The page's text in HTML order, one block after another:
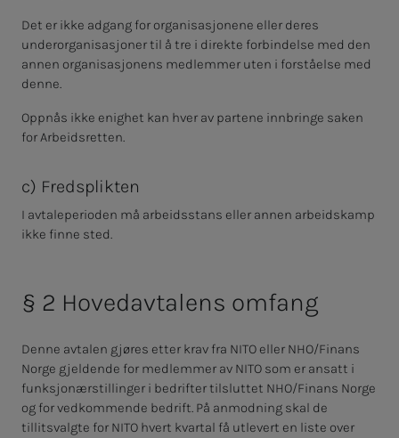
Det er ikke adgang for organisasjonene eller deres
underorganisasjoner til å tre i direkte forbindelse med den
annen organisasjonens medlemmer uten i forståelse med
denne.
Oppnås ikke enighet kan hver av partene innbringe saken
for Arbeidsretten.
c) Freds­plik­ten
I avtaleperioden må arbeidsstans eller annen arbeidskamp
ikke finne sted.
§ 2 Ho­ved­av­ta­lens om­fang
Denne avtalen gjøres etter krav fra NITO eller NHO/Finans
Norge gjeldende for medlemmer av NITO som er ansatt i
funksjonærstillinger i bedrifter tilsluttet NHO/Finans Norge
og for vedkommende bedrift. På anmodning skal de
tillitsvalgte for NITO hvert kvartal få utlevert en liste over